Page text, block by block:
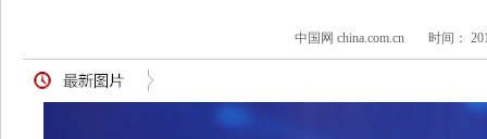
中国网 china.com.cn 时间：